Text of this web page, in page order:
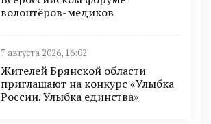
волонтёров-медиков
7 августа 2026, 16:02
Жителей Брянской области
приглашают на конкурс «Улыбка
России. Улыбка единства»